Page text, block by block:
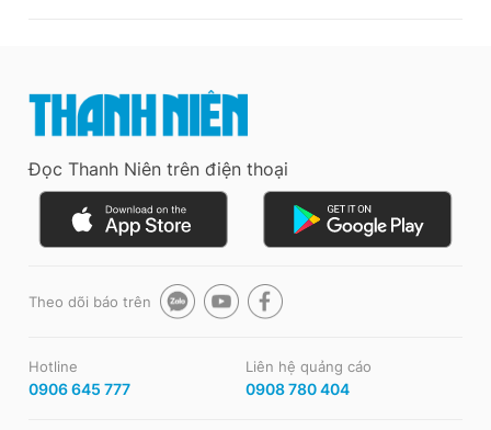
Đọc Thanh Niên trên điện thoại
Theo dõi báo trên
Hotline
0906 645 777
Liên hệ quảng cáo
0908 780 404